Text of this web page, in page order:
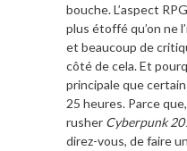
bouche. L’aspect
plus étoffé qu’on ne
et beaucoup de
côté de cela. Et
principale que
25 heures. Parce
rusher Cyberpunk
direz-vous, de faire